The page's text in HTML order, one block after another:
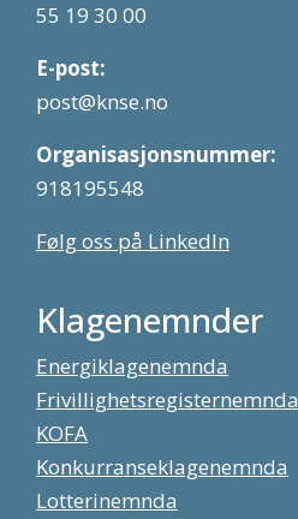
55 19 30 00
E-post:
post@knse.no
Organisasjonsnummer:
918195548
Følg oss på LinkedIn
Klagenemnder
Energiklagenemnda
Frivillighetsregisternemnda
KOFA
Konkurranseklagenemnda
Lotterinemnda